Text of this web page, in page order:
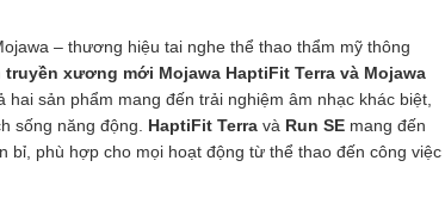
– thương hiệu tai nghe thể thao thẩm mỹ thông
xương mới Mojawa HaptiFit Terra và Mojawa
hai sản phẩm mang đến trải nghiệm âm nhạc khác biệt,
sống năng động. HaptiFit Terra và Run SE mang đến
bỉ, phù hợp cho mọi hoạt động từ thể thao đến công việc